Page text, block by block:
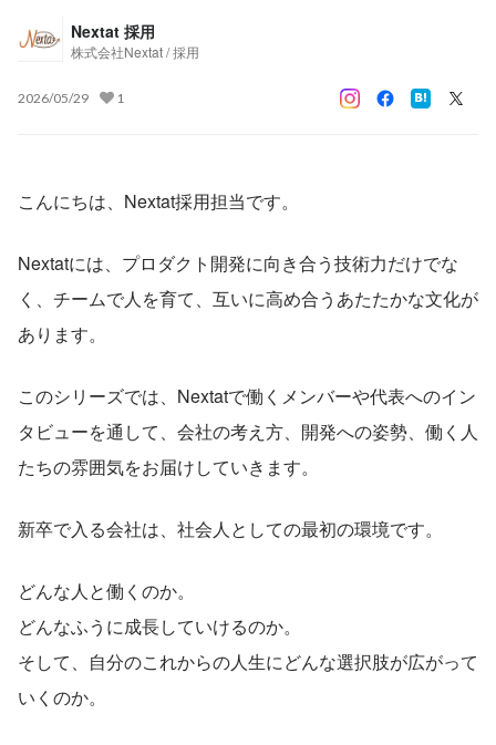
Nextat 採用
株式会社Nextat / 採用
2026/05/29 1
こんにちは、Nextat採用担当です。
Nextatには、プロダクト開発に向き合う技術力だけでな
く、チームで人を育て、互いに高め合うあたたかな文化が
あります。
このシリーズでは、Nextatで働くメンバーや代表へのイン
タビューを通して、会社の考え方、開発への姿勢、働く人
たちの雰囲気をお届けしていきます。
新卒で入る会社は、社会人としての最初の環境です。
どんな人と働くのか。
どんなふうに成長していけるのか。
そして、自分のこれからの人生にどんな選択肢が広がって
いくのか。